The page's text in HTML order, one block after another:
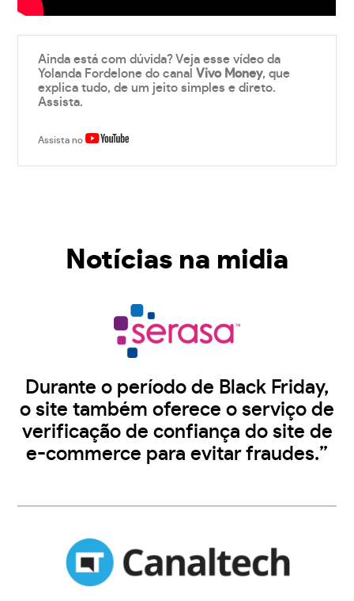
Ainda está com dúvida? Veja esse vídeo da
Yolanda Fordelone do canalVivo Money, que
explica tudo, de um jeito simples e direto.
Assista.
Assista no
Notícias na midia
Durante o período de Black Friday,
o site também oferece o serviço de
verificação de confiança do site de
e-commerce para evitar fraudes.”